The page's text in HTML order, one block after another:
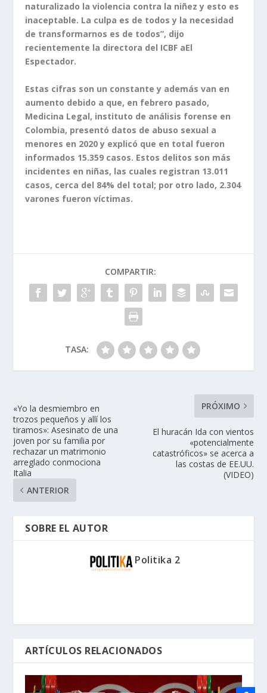
naturalizado la violencia contra la niñez y esto es
inaceptable. La culpa es de todos y la necesidad
de transformarnos es de todos”, dijo
recientemente la directora del ICBF aEl
Espectador.
Estas cifras son un constante y además van en
aumento debido a que, en febrero pasado,
Medicina Legal, instituto de análisis forense en
Colombia, presentó datos de abuso sexual a
menores en 2020 y explicó que en total fueron
informados 15.359 casos. Estos delitos son más
incidentes en niñas, las cuales registran 13.011
casos, cerca del 84% del total; por otro lado, 2.304
varones fueron víctimas.
COMPARTIR:
TASA:
«Yo la desmiembro en
trozos pequeños y allí los
tiramos»: Asesinato de una
joven por su familia por
rechazar un matrimonio
arreglado conmociona
Italia
ANTERIOR
PRÓXIMO
El huracán Ida con vientos
«potencialmente
catastróficos» se acerca a
las costas de EE.UU.
(VIDEO)
SOBRE EL AUTOR
Politika 2
ARTÍCULOS RELACIONADOS